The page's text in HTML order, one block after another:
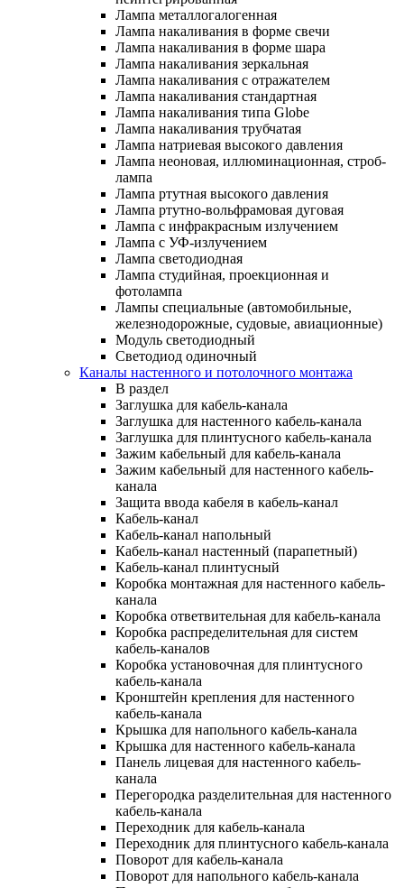
Лампа металлогалогенная
Лампа накаливания в форме свечи
Лампа накаливания в форме шара
Лампа накаливания зеркальная
Лампа накаливания с отражателем
Лампа накаливания стандартная
Лампа накаливания типа Globe
Лампа накаливания трубчатая
Лампа натриевая высокого давления
Лампа неоновая, иллюминационная, строб-
лампа
Лампа ртутная высокого давления
Лампа ртутно-вольфрамовая дуговая
Лампа с инфракрасным излучением
Лампа с УФ-излучением
Лампа светодиодная
Лампа студийная, проекционная и
фотолампа
Лампы специальные (автомобильные,
железнодорожные, судовые, авиационные)
Модуль светодиодный
Светодиод одиночный
Каналы настенного и потолочного монтажа
В раздел
Заглушка для кабель-канала
Заглушка для настенного кабель-канала
Заглушка для плинтусного кабель-канала
Зажим кабельный для кабель-канала
Зажим кабельный для настенного кабель-
канала
Защита ввода кабеля в кабель-канал
Кабель-канал
Кабель-канал напольный
Кабель-канал настенный (парапетный)
Кабель-канал плинтусный
Коробка монтажная для настенного кабель-
канала
Коробка ответвительная для кабель-канала
Коробка распределительная для систем
кабель-каналов
Коробка установочная для плинтусного
кабель-канала
Кронштейн крепления для настенного
кабель-канала
Крышка для напольного кабель-канала
Крышка для настенного кабель-канала
Панель лицевая для настенного кабель-
канала
Перегородка разделительная для настенного
кабель-канала
Переходник для кабель-канала
Переходник для плинтусного кабель-канала
Поворот для кабель-канала
Поворот для напольного кабель-канала